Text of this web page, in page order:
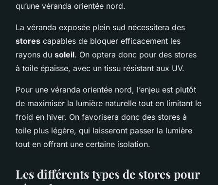
qu’une véranda orientée nord.
La véranda exposée plein sud nécessitera des
stores capables de bloquer efficacement les
rayons du soleil. On optera donc pour des stores
à toile épaisse, avec un tissu résistant aux UV.
Pour une véranda orientée nord, l’enjeu est plutôt
de maximiser la lumière naturelle tout en limitant le
froid en hiver. On favorisera donc des stores à
toile plus légère, qui laisseront passer la lumière
tout en offrant une certaine isolation.
Les différents types de stores pour